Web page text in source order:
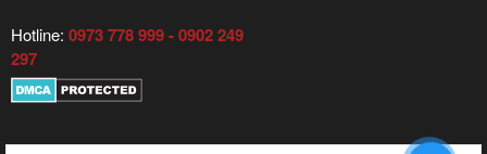
Hotline: 0973 778 999 - 0902 249
297